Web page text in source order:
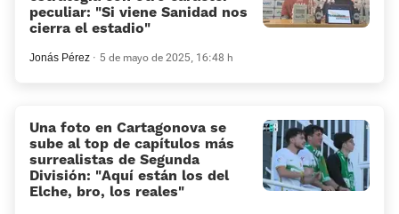
peculiar: «Si viene Sanidad nos
cierra el estadio»
Jonás Pérez 5 de mayo de 2025, 16:48 h
Una foto en Cartagonova se
sube al top de capítulos más
surrealistas de Segunda
División: «Aquí están los del
Elche, bro, los reales»